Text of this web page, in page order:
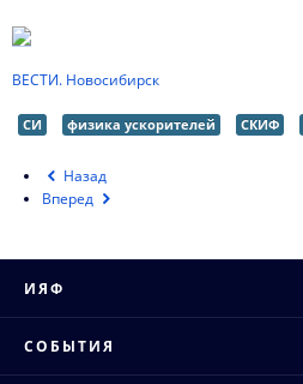
ВЕСТИ. Новосибирск
СИ физика ускорителей СКИФ
Назад
Вперед
ИЯФ
СОБЫТИЯ